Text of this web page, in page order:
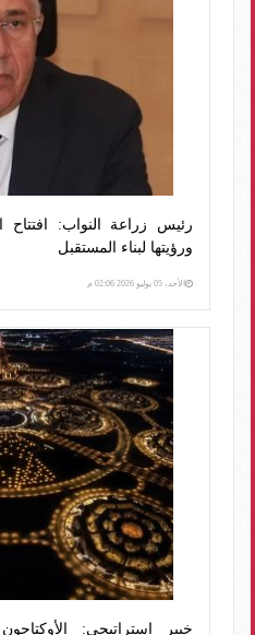
رئيس زراعة النواب: افتتاح
ورؤيتها لبناء المستقبل
الأحد، 05 يوليو 2026 02:06 م
خبير استراتيجي: